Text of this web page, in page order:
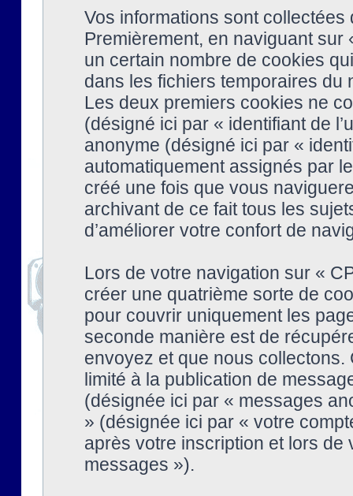
Vos informations sont
Premièrement, en naviguant
un certain nombre de cookies
dans les fichiers temporaires du
Les deux premiers cookies ne
(désigné ici par « identifiant de
anonyme (désigné ici par «
automatiquement assignés par
créé une fois que vous
archivant de ce fait tous les
d’améliorer votre confort de
Lors de votre navigation sur «
créer une quatrième sorte de
pour couvrir uniquement les
seconde manière est de
envoyez et que nous collectons.
limité à la publication de
(désignée ici par « messages
» (désignée ici par « votre
après votre inscription et lors
messages »).